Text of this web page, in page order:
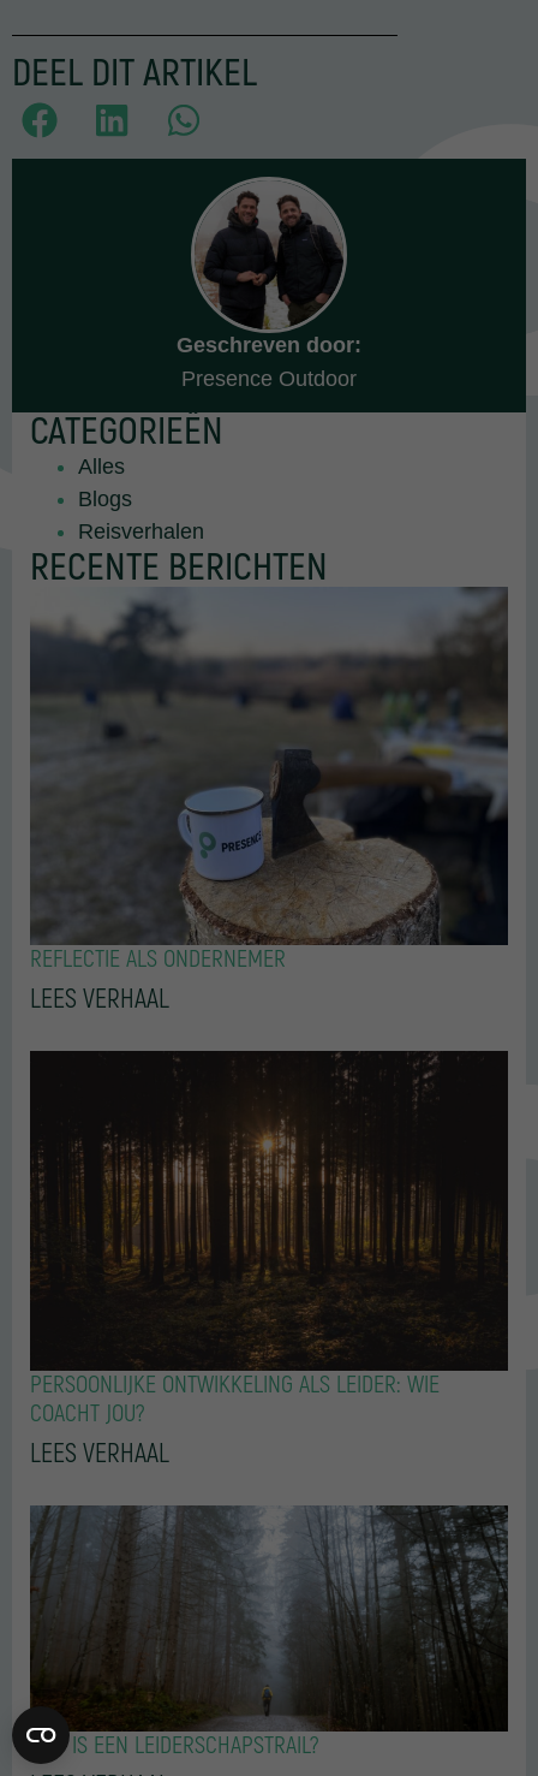
DEEL DIT ARTIKEL
Geschreven door:
Presence Outdoor
CATEGORIEËN
Alles
Blogs
Reisverhalen
RECENTE BERICHTEN
REFLECTIE ALS ONDERNEMER
LEES VERHAAL
PERSOONLIJKE ONTWIKKELING ALS LEIDER: WIE
COACHT JOU?
LEES VERHAAL
WAT IS EEN LEIDERSCHAPSTRAIL?